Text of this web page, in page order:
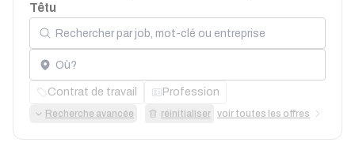
Têtu
Rechercher par job, mot-clé ou entreprise
Localisation
Contrat de travail Profession
Recherche avancée réinitialiser voir toutes les offres